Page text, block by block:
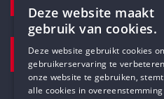
Pottenbrug 4
Antwerpen, 2000
Deze website maakt
gebruik van cookies.
Deze website gebruikt cookies
gebruikerservaring te
onze website te gebruiken,
alle cookies in